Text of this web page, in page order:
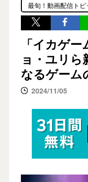
最旬！動画配信トピ
「イカゲ
ョ・ユリら
なるゲーム
2024/11/05